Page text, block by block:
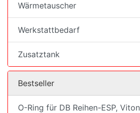
Wärmetauscher
Werkstattbedarf
Zusatztank
Bestseller
O-Ring für DB Reihen-ESP, Viton